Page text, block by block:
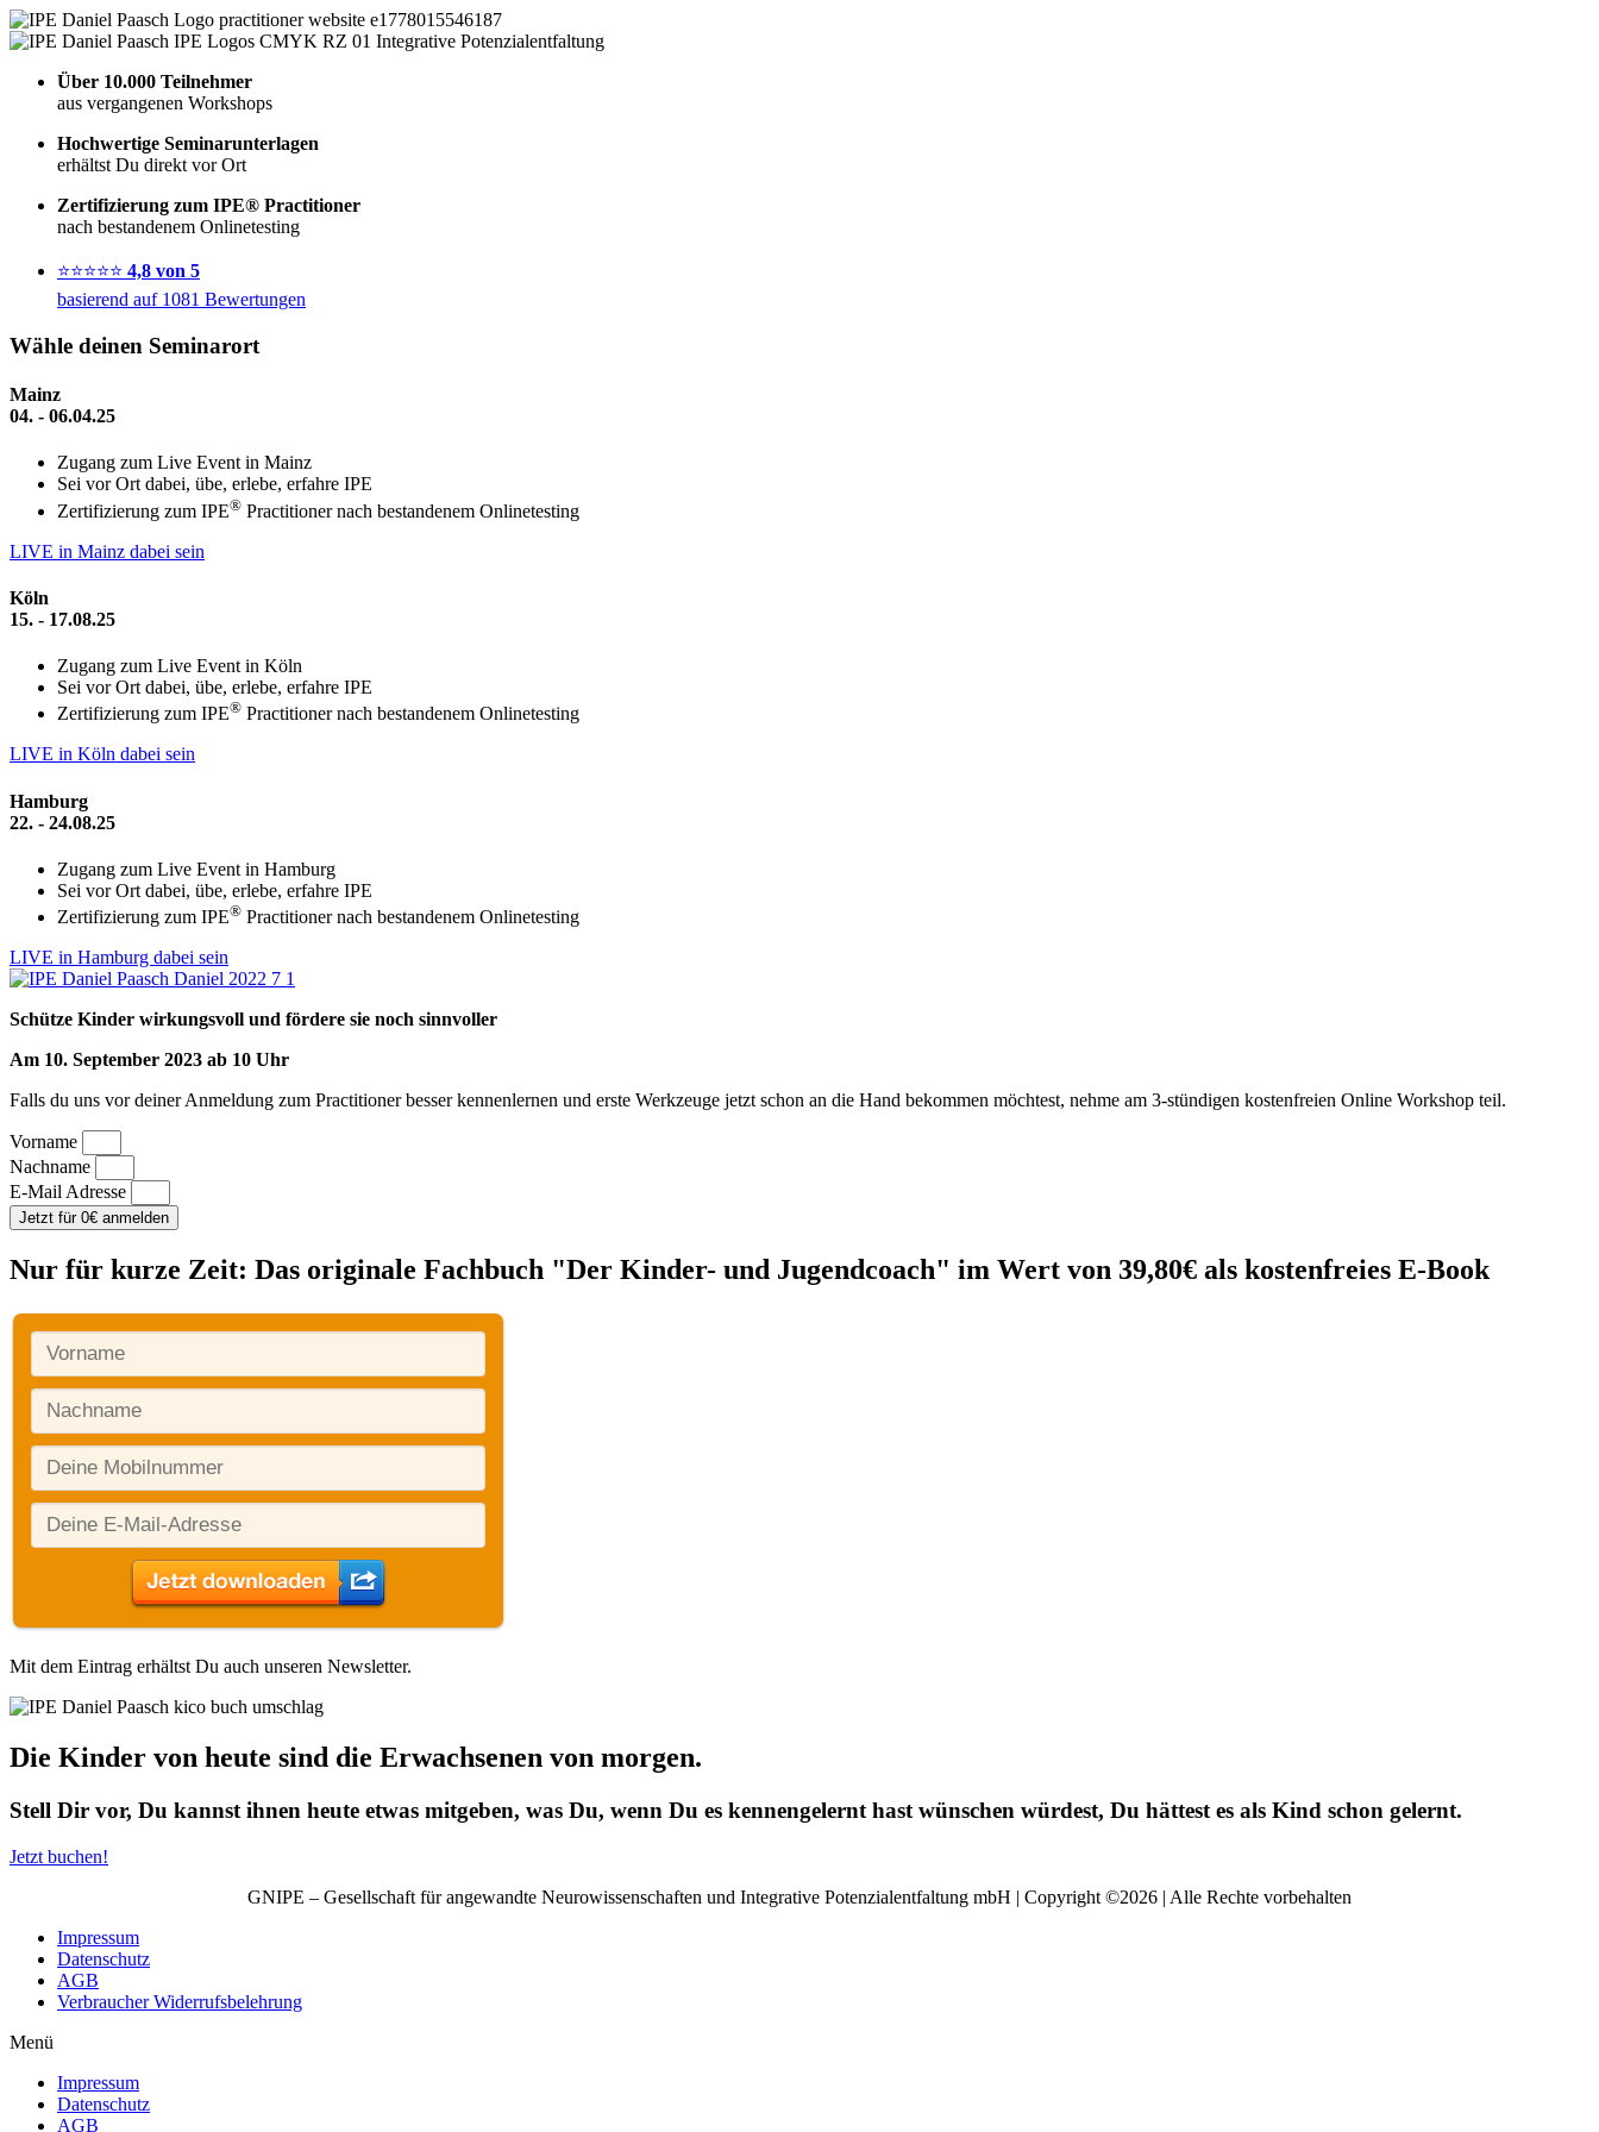
Über 10.000 Teilnehmer
aus vergangenen Workshops
Hochwertige Seminarunterlagen
erhältst Du direkt vor Ort
Zertifizierung zum IPE® Practitioner
nach bestandenem Onlinetesting
⭐⭐⭐⭐⭐ 4,8 von 5
basierend auf 1081 Bewertungen
Wähle deinen Seminarort
Mainz
04. - 06.04.25
Zugang zum Live Event in Mainz
Sei vor Ort dabei, übe, erlebe, erfahre IPE
Zertifizierung zum IPE® Practitioner nach bestandenem Onlinetesting
LIVE in Mainz dabei sein
Köln
15. - 17.08.25
Zugang zum Live Event in Köln
Sei vor Ort dabei, übe, erlebe, erfahre IPE
Zertifizierung zum IPE® Practitioner nach bestandenem Onlinetesting
LIVE in Köln dabei sein
Hamburg
22. - 24.08.25
Zugang zum Live Event in Hamburg
Sei vor Ort dabei, übe, erlebe, erfahre IPE
Zertifizierung zum IPE® Practitioner nach bestandenem Onlinetesting
LIVE in Hamburg dabei sein
Schütze Kinder wirkungsvoll und fördere sie noch sinnvoller
Am 10. September 2023 ab 10 Uhr
Falls du uns vor deiner Anmeldung zum Practitioner besser kennenlernen und erste Werkzeuge jetzt schon an die Hand bekommen möchtest, nehme am 3-stündigen kostenfreien Online Workshop teil.
Vorname
Nachname
E-Mail Adresse
Jetzt für 0€ anmelden
Nur für kurze Zeit: Das originale Fachbuch "Der Kinder- und Jugendcoach" im Wert von 39,80€ als kostenfreies E-Book
Mit dem Eintrag erhältst Du auch unseren Newsletter.
Die Kinder von heute sind die Erwachsenen von morgen.
Stell Dir vor, Du kannst ihnen heute etwas mitgeben, was Du, wenn Du es kennengelernt hast wünschen würdest, Du hättest es als Kind schon gelernt.
Jetzt buchen!
GNIPE – Gesellschaft für angewandte Neurowissenschaften und Integrative Potenzialentfaltung mbH | Copyright ©2026 | Alle Rechte vorbehalten
Impressum
Datenschutz
AGB
Verbraucher Widerrufsbelehrung
Menü
Impressum
Datenschutz
AGB